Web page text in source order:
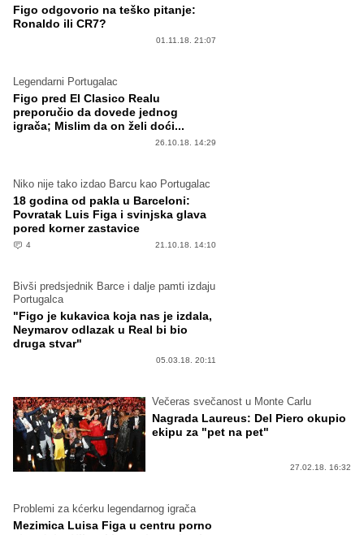
Figo odgovorio na teško pitanje:
Ronaldo ili CR7?
01.11.18. 21:07
Legendarni Portugalac
Figo pred El Clasico Realu
preporučio da dovede jednog
igrača; Mislim da on želi doći...
26.10.18. 14:29
Niko nije tako izdao Barcu kao Portugalac
18 godina od pakla u Barceloni:
Povratak Luis Figa i svinjska glava
pored korner zastavice
4 21.10.18. 14:10
Bivši predsjednik Barce i dalje pamti izdaju
Portugalca
"Figo je kukavica koja nas je izdala,
Neymarov odlazak u Real bi bio
druga stvar"
05.03.18. 20:11
Večeras svečanost u Monte Carlu
Nagrada Laureus: Del Piero okupio
ekipu za "pet na pet"
27.02.18. 16:32
Problemi za kćerku legendarnog igrača
Mezimica Luisa Figa u centru porno